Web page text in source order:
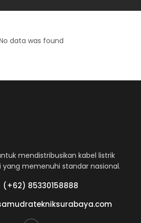
data was found
mendistribusikan kabel listrik
yang memenuhi standar nasional.
(+62) 85330158888